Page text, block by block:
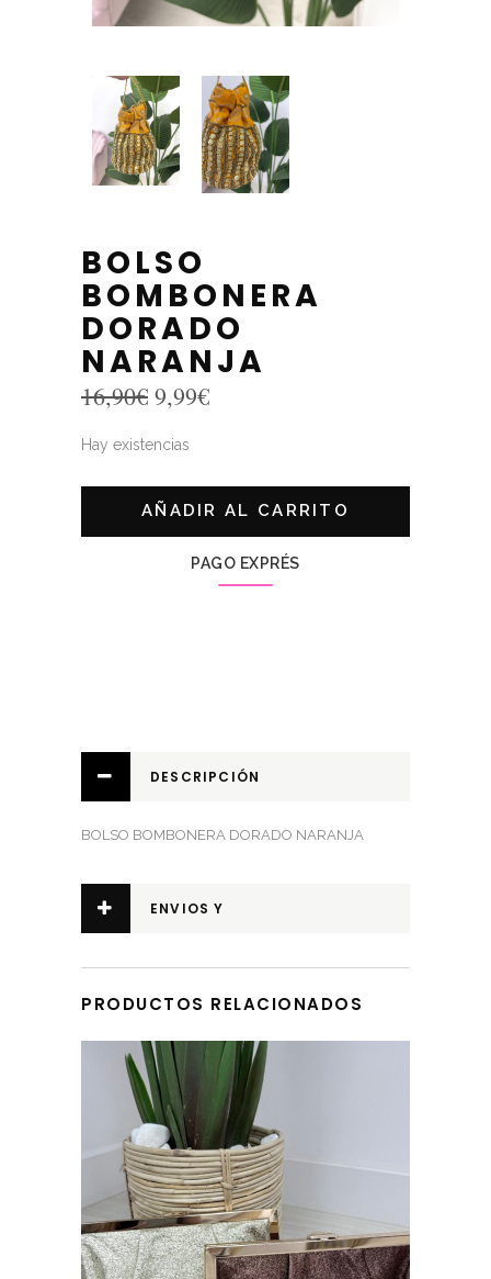
BOLSO
BOMBONERA
DORADO
NARANJA
16,90€ El
precio
original
16,90€.
9,99€El
9,99€.
Hay existencias
AÑADIR AL CARRITO
PAGO EXPRÉS
DESCRIPCIÓN
BOLSO BOMBONERA DORADO NARANJA
ENVIOS Y
PRODUCTOS RELACIONADOS
Este producto tiene múltiples variantes. Las opciones se pueden elegir en la página de producto